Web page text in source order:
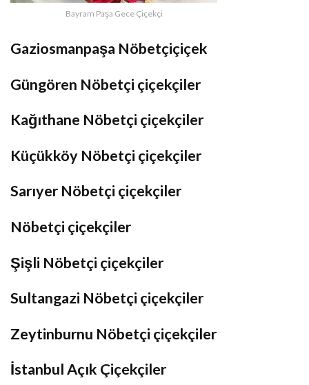
Bayram Paşa Gece Çiçekçi
Gaziosmanpaşa Nöbetçiçiçek
Güngören Nöbetçi çiçekçiler
Kağıthane Nöbetçi çiçekçiler
Küçükköy Nöbetçi çiçekçiler
Sarıyer Nöbetçi çiçekçiler
Nöbetçi çiçekçiler
Şişli Nöbetçi çiçekçiler
Sultangazi Nöbetçi çiçekçiler
Zeytinburnu Nöbetçi çiçekçiler
İstanbul Açık Çiçekçiler